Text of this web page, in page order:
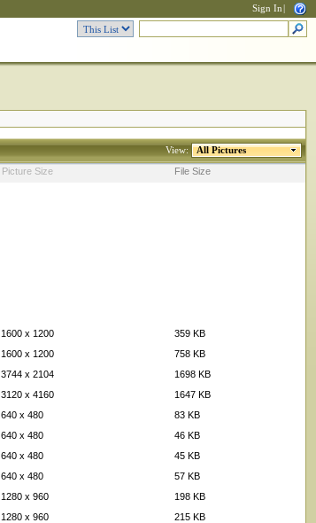
Sign In
View: All Pictures
Picture Size
File Size
1600 x 1200
359 KB
1600 x 1200
758 KB
3744 x 2104
1698 KB
3120 x 4160
1647 KB
640 x 480
83 KB
640 x 480
46 KB
640 x 480
45 KB
640 x 480
57 KB
1280 x 960
198 KB
1280 x 960
215 KB